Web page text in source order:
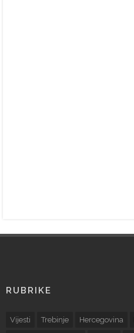
RUBRIKE
Vijesti Trebinje Hercegovina